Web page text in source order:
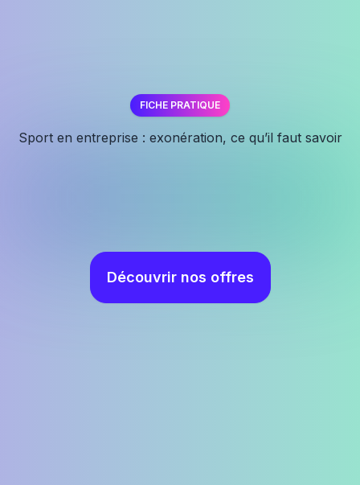
FICHE PRATIQUE
Sport en entreprise : exonération, ce qu’il faut savoir
Découvrir nos offres